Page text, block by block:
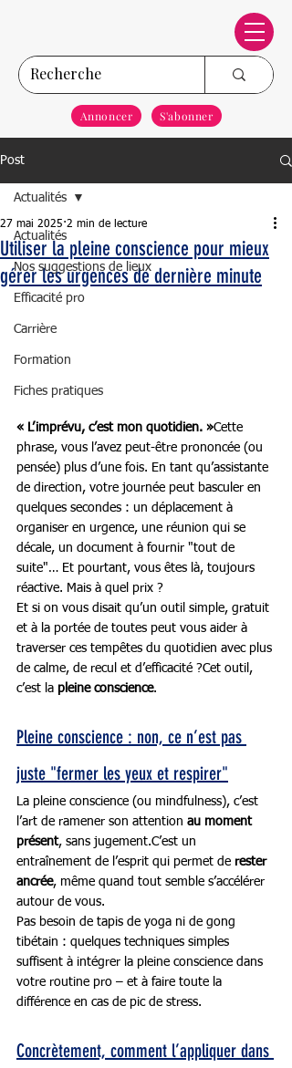
S'abonner
Annoncer
Post
Actualités
Nos suggestions de lieux
Efficacité pro
Carrière
Formation
Fiches pratiques
Actualités
Utiliser la pleine conscience pour mieux
gérer les urgences de dernière minute
27 mai 2025 2 min de lecture
« L’imprévu, c’est mon quotidien. »Cette
phrase, vous l’avez peut-être prononcée (ou
pensée) plus d’une fois. En tant qu’assistante
de direction, votre journée peut basculer en
quelques secondes : un déplacement à
organiser en urgence, une réunion qui se
décale, un document à fournir "tout de
suite"… Et pourtant, vous êtes là, toujours
réactive. Mais à quel prix ?
Et si on vous disait qu’un outil simple, gratuit
et à la portée de toutes peut vous aider à
traverser ces tempêtes du quotidien avec plus
de calme, de recul et d’efficacité ?Cet outil,
c’est la pleine conscience.
Pleine conscience : non, ce n’est pas
juste "fermer les yeux et respirer"
La pleine conscience (ou mindfulness), c’est
l’art de ramener son attention au moment
présent, sans jugement.C’est un
entraînement de l’esprit qui permet de rester
ancrée, même quand tout semble s’accélérer
autour de vous.
Pas besoin de tapis de yoga ni de gong
tibétain : quelques techniques simples
suffisent à intégrer la pleine conscience dans
votre routine pro – et à faire toute la
différence en cas de pic de stress.
Concrètement, comment l’appliquer dans